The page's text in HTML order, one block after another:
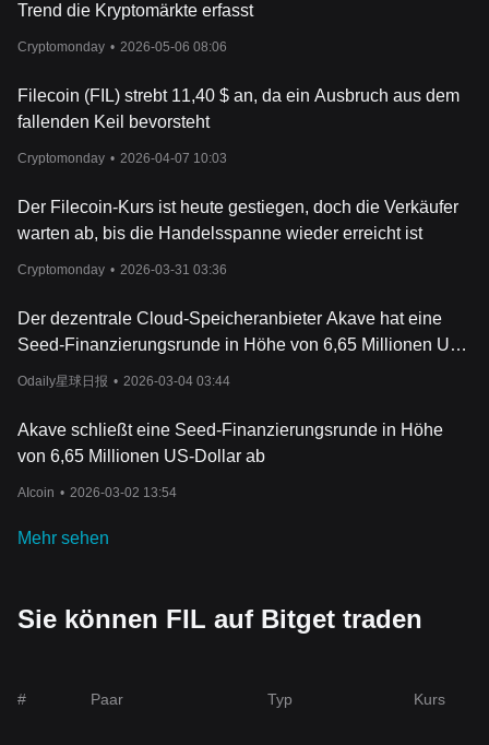
Trend die Kryptomärkte erfasst
Cryptomonday • 2026-05-06 08:06
Filecoin (FIL) strebt 11,40 $ an, da ein Ausbruch aus dem
fallenden Keil bevorsteht
Cryptomonday • 2026-04-07 10:03
Der Filecoin-Kurs ist heute gestiegen, doch die Verkäufer
warten ab, bis die Handelsspanne wieder erreicht ist
Cryptomonday • 2026-03-31 03:36
Der dezentrale Cloud-Speicheranbieter Akave hat eine
Seed-Finanzierungsrunde in Höhe von 6,65 Millionen US-
Dollar abgeschlossen, an der sich unter anderem BBF
Odaily星球日报 • 2026-03-04 03:44
Akave schließt eine Seed-Finanzierungsrunde in Höhe
von 6,65 Millionen US-Dollar ab
AIcoin • 2026-03-02 13:54
Mehr sehen
Sie können FIL auf Bitget traden
# Paar Typ Kurs